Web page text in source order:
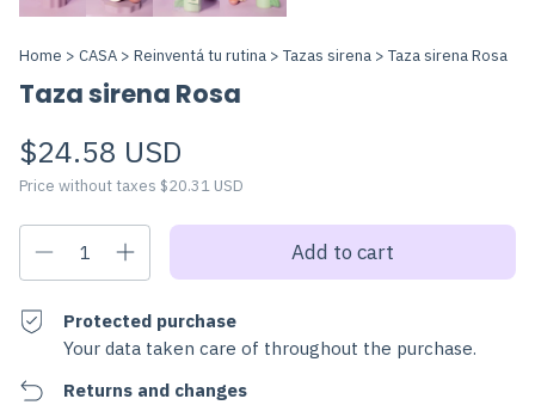
Home > CASA > Reinventá tu rutina > Tazas sirena > Taza sirena Rosa
Taza sirena Rosa
$24.58 USD
Price without taxes $20.31 USD
Protected purchase
Your data taken care of throughout the purchase.
Returns and changes